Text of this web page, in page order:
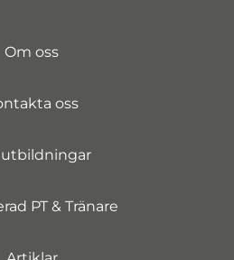
Om oss
oss
utbildningar
PT & Tränare